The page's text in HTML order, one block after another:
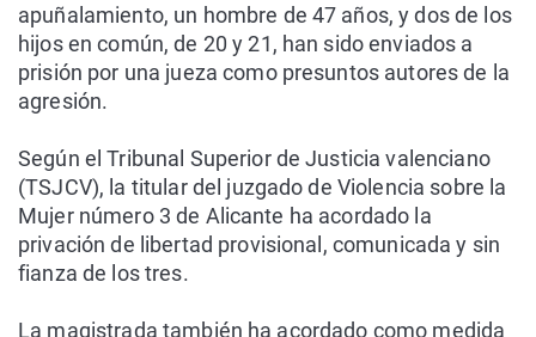
apuñalamiento, un hombre de 47 años, y dos de los
hijos en común, de 20 y 21, han sido enviados a
prisión por una jueza como presuntos autores de la
agresión.
Según el Tribunal Superior de Justicia valenciano
(TSJCV), la titular del juzgado de Violencia sobre la
Mujer número 3 de Alicante ha acordado la
privación de libertad provisional, comunicada y sin
fianza de los tres.
La magistrada también ha acordado como medida